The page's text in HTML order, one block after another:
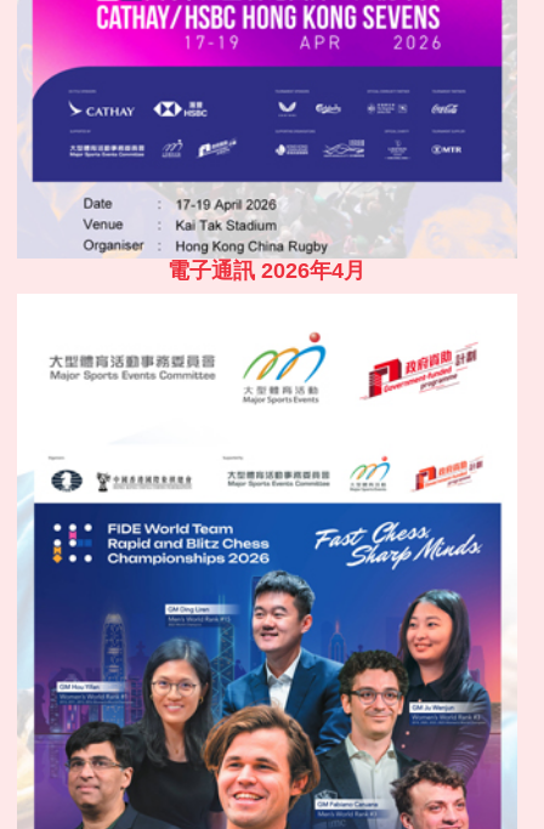
電子通訊 2026年4月